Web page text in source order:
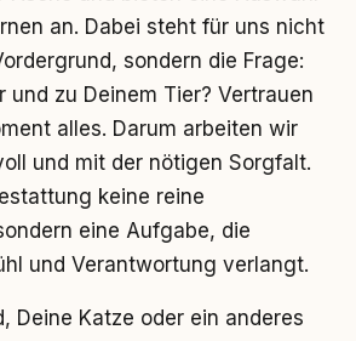
an. Dabei steht für uns nicht
sondern die Frage:
und zu Deinem Tier? Vertrauen
alles. Darum arbeiten wir
und mit der nötigen Sorgfalt.
keine reine
eine Aufgabe, die
und Verantwortung verlangt.
Deine Katze oder ein anderes